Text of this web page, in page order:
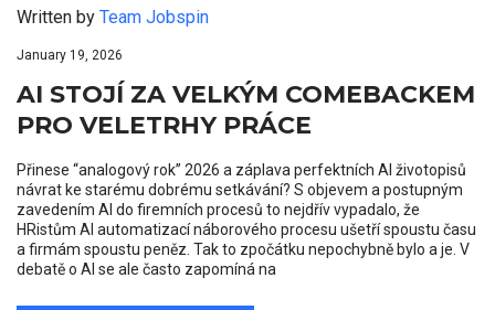
Written by Team Jobspin
January 19, 2026
AI STOJÍ ZA VELKÝM COMEBACKEM
PRO VELETRHY PRÁCE
Přinese “analogový rok” 2026 a záplava perfektních AI životopisů
návrat ke starému dobrému setkávání? S objevem a postupným
zavedením AI do firemních procesů to nejdřív vypadalo, že
HRistům AI automatizací náborového procesu ušetří spoustu času
a firmám spoustu peněz. Tak to zpočátku nepochybně bylo a je. V
debatě o AI se ale často zapomíná na